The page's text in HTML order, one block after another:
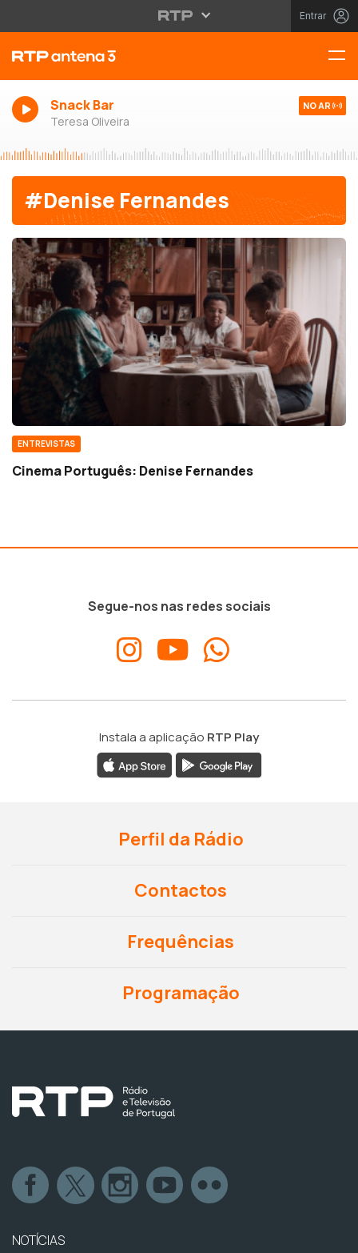
Entrar
Snack Bar
Teresa Oliveira
NO AR
#Denise Fernandes
ENTREVISTAS
Cinema Português: Denise Fernandes
Segue-nos nas redes sociais
Instala a aplicação RTP Play
Perfil da Rádio
Contactos
Frequências
Programação
NOTÍCIAS